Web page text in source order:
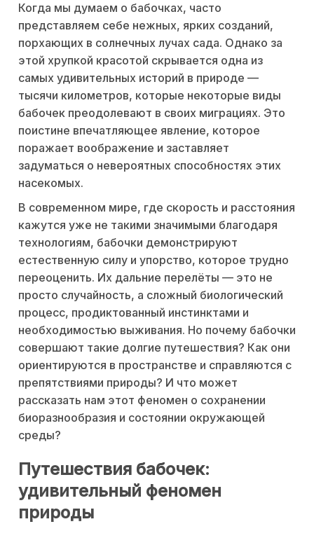
Когда мы думаем о бабочках, часто
представляем себе нежных, ярких созданий,
порхающих в солнечных лучах сада. Однако за
этой хрупкой красотой скрывается одна из
самых удивительных историй в природе —
тысячи километров, которые некоторые виды
бабочек преодолевают в своих миграциях. Это
поистине впечатляющее явление, которое
поражает воображение и заставляет
задуматься о невероятных способностях этих
насекомых.
В современном мире, где скорость и расстояния
кажутся уже не такими значимыми благодаря
технологиям, бабочки демонстрируют
естественную силу и упорство, которое трудно
переоценить. Их дальние перелёты — это не
просто случайность, а сложный биологический
процесс, продиктованный инстинктами и
необходимостью выживания. Но почему бабочки
совершают такие долгие путешествия? Как они
ориентируются в пространстве и справляются с
препятствиями природы? И что может
рассказать нам этот феномен о сохранении
биоразнообразия и состоянии окружающей
среды?
Путешествия бабочек:
удивительный феномен
природы